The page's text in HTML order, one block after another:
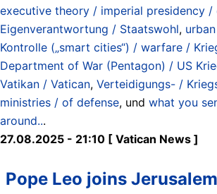
executive theory / imperial presidency /
Eigenverantwortung / Staatswohl,
Kontrolle („smart cities“) / warfare /
Department of War (Pentagon) / US
Vatikan / Vatican, Verteidigungs- /
ministries / of defense, und what you
around...
27.08.2025 - 21:10 [ Vatican News ]
Pope Leo joins